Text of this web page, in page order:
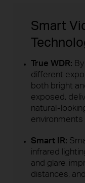
Smart
True WDR:
different
both bright
exposed,
natural-
Smart IR:
infrared
and glare,
distances,